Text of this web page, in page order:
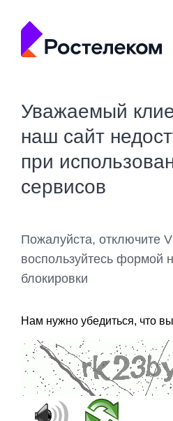
Уважаемый
наш сайт
при
сервисов
Пожалуйста, отключите
воспользуйтесь формой
блокировки
Нам нужно убедиться, что